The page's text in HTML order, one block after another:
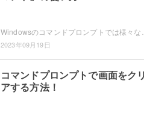
2023年09月19日
コマンドプロンプトで画面をク
アする方法！